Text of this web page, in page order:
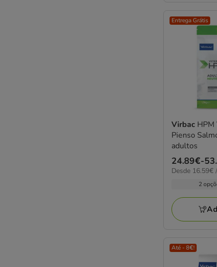
Entrega Grátis
Virbac
Pienso
adultos
Preço
de
53.29€
24.89€-
16.59€
Desde 16.59€
2
Até - 8€!